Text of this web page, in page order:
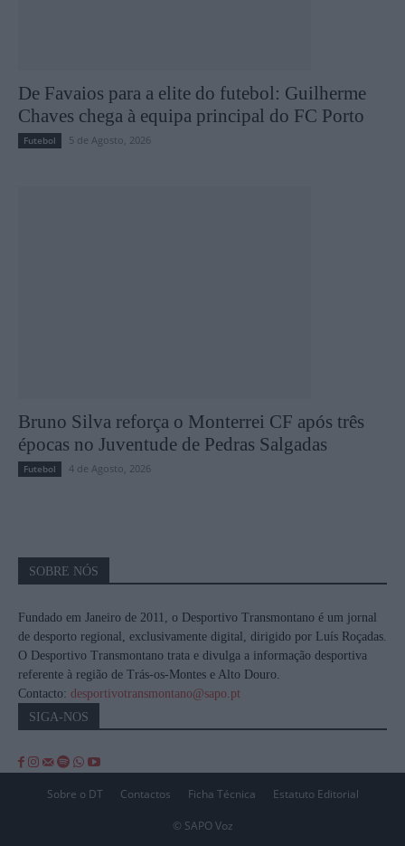
De Favaios para a elite do futebol: Guilherme
Chaves chega à equipa principal do FC Porto
Futebol 5 de Agosto, 2026
Bruno Silva reforça o Monterrei CF após três
épocas no Juventude de Pedras Salgadas
Futebol 4 de Agosto, 2026
SOBRE NÓS
Fundado em Janeiro de 2011, o Desportivo Transmontano é um jornal
de desporto regional, exclusivamente digital, dirigido por Luís Roçadas.
O Desportivo Transmontano trata e divulga a informação desportiva
referente à região de Trás-os-Montes e Alto Douro.
Contacto: desportivotransmontano@sapo.pt
SIGA-NOS
Sobre o DT Contactos Ficha Técnica Estatuto Editorial
© SAPO Voz